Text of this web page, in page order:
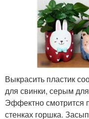
Выкрасить пластик
для свинки, серым
Эффектно смотрится
стенках горшка.